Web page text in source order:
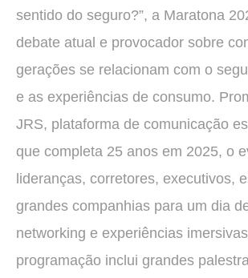
sentido do seguro?”, a Maratona
debate atual e provocador sobre
gerações se relacionam com o
e as experiências de consumo.
JRS, plataforma de comunicação
que completa 25 anos em 2025, o
lideranças, corretores, executivos,
grandes companhias para um dia
networking e experiências
programação inclui grandes